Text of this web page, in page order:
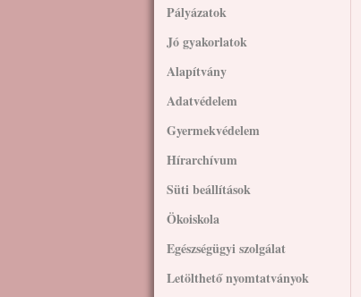
Pályázatok
Jó gyakorlatok
Alapítvány
Adatvédelem
Gyermekvédelem
Hírarchívum
Süti beállítások
Ökoiskola
Egészségügyi szolgálat
Letölthető nyomtatványok